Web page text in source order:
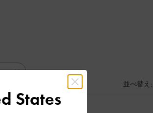
並べ替え :
States